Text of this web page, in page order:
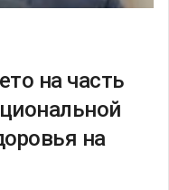
на часть
на